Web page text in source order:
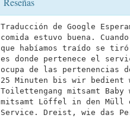
Traducción de Google
comida estuvo buena.
que habíamos traído se
es donde pertenece el
ocupa de las pertenencias
25 Minuten bis wir bedient
Toilettengang mitsamt Baby
mitsamt Löffel in den Müll
Service. Dreist, wie das